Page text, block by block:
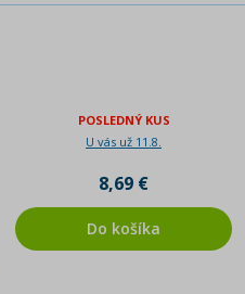
POSLEDNÝ KUS
U vás už 11.8.
8,69 €
Do košíka